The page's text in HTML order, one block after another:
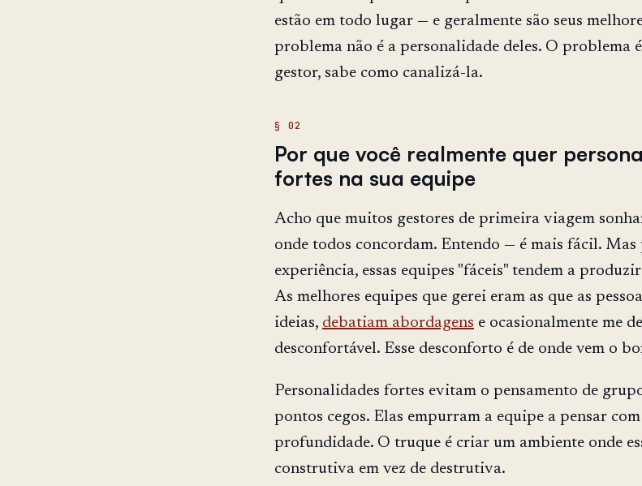
estão em todo lugar — e geralmente são seus
problema não é a personalidade deles. O problema é
gestor, sabe como canalizá-la.
Por que você realmente quer
fortes na sua equipe
Acho que muitos gestores de primeira viagem
onde todos concordam. Entendo — é mais fácil. Mas
experiência, essas equipes "fáceis" tendem a
As melhores equipes que gerei eram as que as
ideias, debatiam abordagens e ocasionalmente me
desconfortável. Esse desconforto é de onde vem o
Personalidades fortes evitam o pensamento de
pontos cegos. Elas empurram a equipe a pensar
profundidade. O truque é criar um ambiente onde
construtiva em vez de destrutiva.